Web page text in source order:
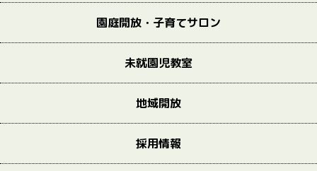
園庭開放・子育てサロン
未就園児教室
地域開放
採用情報